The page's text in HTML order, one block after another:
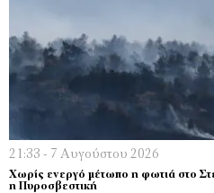
21:33 - 7 Αυγούστου 2026
Χωρίς ενεργό μέτωπο η φωτιά στο
η Πυροσβεστική